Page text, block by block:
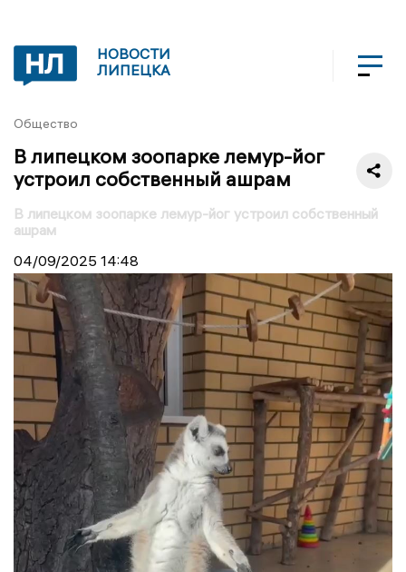
НОВОСТИ
ЛИПЕЦКА
Общество
В липецком зоопарке лемур-йог
устроил собственный ашрам
В липецком зоопарке лемур-йог устроил собственный
ашрам
04/09/2025 14:48